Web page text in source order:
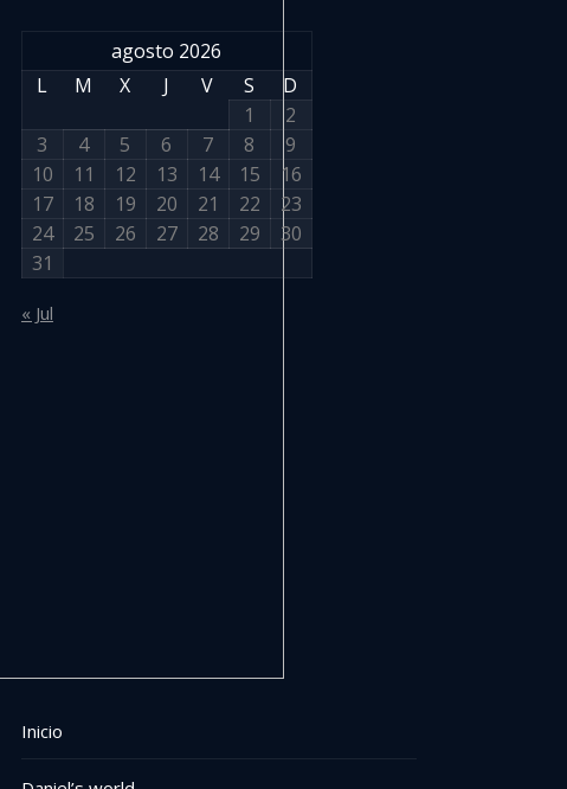
agosto 2026
L
M X J V S
D
1
2
3
4 5 6 7 8
9
10
11 12 13 14 15
16
17
18 19 20 21 22
23
24
25 26 27 28 29
30
31
« Jul
Inicio